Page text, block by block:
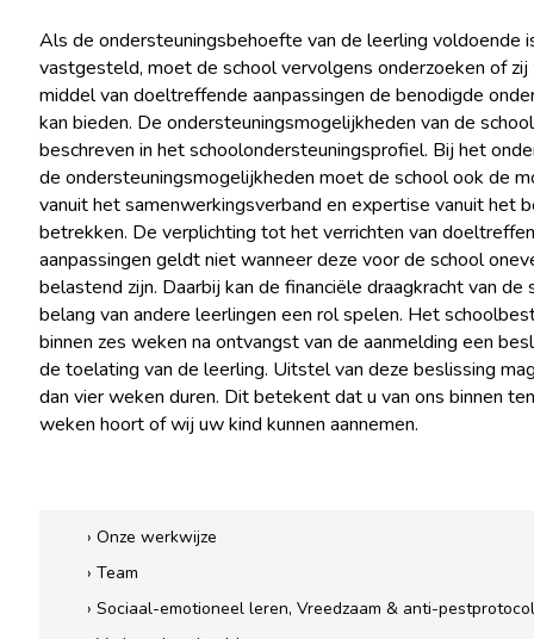
Als de ondersteuningsbehoefte van de leerling voldoende
vastgesteld, moet de school vervolgens onderzoeken of zij
middel van doeltreffende aanpassingen de benodigde
kan bieden. De ondersteuningsmogelijkheden van de
beschreven in het schoolondersteuningsprofiel. Bij het
de ondersteuningsmogelijkheden moet de school ook de
vanuit het samenwerkingsverband en expertise vanuit het
betrekken. De verplichting tot het verrichten van
aanpassingen geldt niet wanneer deze voor de school
belastend zijn. Daarbij kan de financiële draagkracht van de
belang van andere leerlingen een rol spelen. Het
binnen zes weken na ontvangst van de aanmelding een
de toelating van de leerling. Uitstel van deze beslissing
dan vier weken duren. Dit betekent dat u van ons binnen
weken hoort of wij uw kind kunnen aannemen.
› Onze werkwijze
› Team
› Sociaal-emotioneel leren, Vreedzaam & anti-